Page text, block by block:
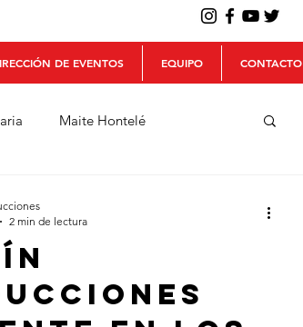
DE EVENTOS EQUIPO CONTACTO
Maite Hontelé
2 min de lectura